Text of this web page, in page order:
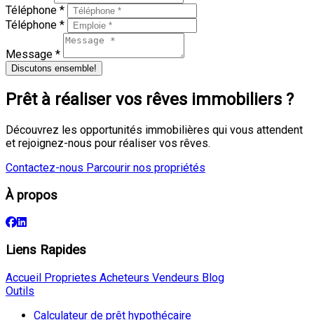
Téléphone *
Téléphone *
Message *
Discutons ensemble!
Prêt à réaliser vos rêves immobiliers ?
Découvrez les opportunités immobilières qui vous attendent
et rejoignez-nous pour réaliser vos rêves.
Contactez-nous Parcourir nos propriétés
À propos
Liens Rapides
Accueil Proprietes Acheteurs Vendeurs Blog
Outils
Calculateur de prêt hypothécaire